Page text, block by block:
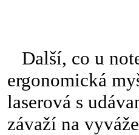
Další, co u
ergonomická
laserová s
závaží na